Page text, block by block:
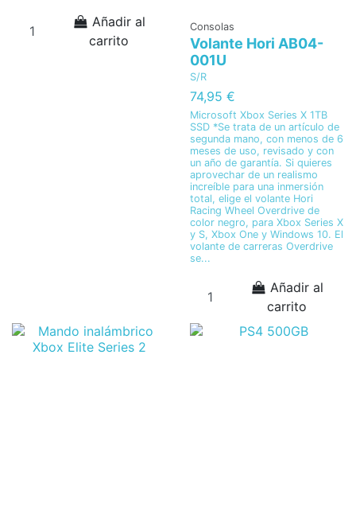
Añadir al
carrito
Consolas
Volante Hori AB04-
001U
S/R
74,95 €
Microsoft Xbox Series X 1TB
SSD *Se trata de un artículo de
segunda mano, con menos de 6
meses de uso, revisado y con
un año de garantía. Si quieres
aprovechar de un realismo
increíble para una inmersión
total, elige el volante Hori
Racing Wheel Overdrive de
color negro, para Xbox Series X
y S, Xbox One y Windows 10. El
volante de carreras Overdrive
se...
Añadir al
carrito